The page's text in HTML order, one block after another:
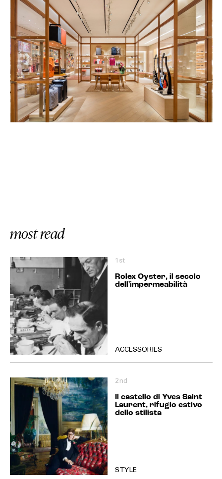
most read
1st
Rolex Oyster, il secolo
dell'impermeabilità
ACCESSORIES
2nd
Il castello di Yves Saint
Laurent, rifugio estivo
dello stilista
STYLE